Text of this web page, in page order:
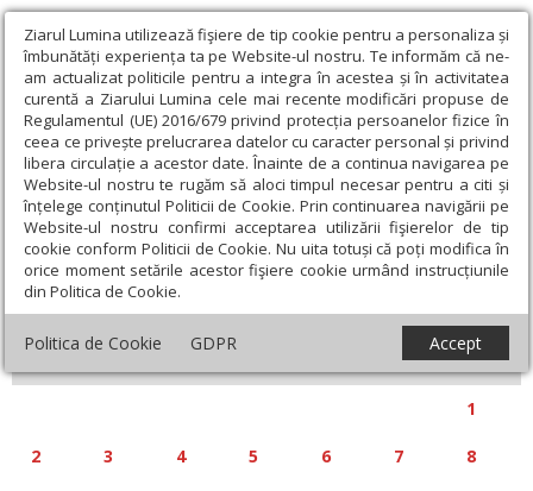
Ziarul Lumina utilizează fişiere de tip cookie pentru a personaliza și
îmbunătăți experiența ta pe Website-ul nostru. Te informăm că ne-
am actualizat politicile pentru a integra în acestea și în activitatea
curentă a Ziarului Lumina cele mai recente modificări propuse de
Regulamentul (UE) 2016/679 privind protecția persoanelor fizice în
ceea ce privește prelucrarea datelor cu caracter personal și privind
libera circulație a acestor date. Înainte de a continua navigarea pe
Website-ul nostru te rugăm să aloci timpul necesar pentru a citi și
înțelege conținutul Politicii de Cookie. Prin continuarea navigării pe
Website-ul nostru confirmi acceptarea utilizării fişierelor de tip
cookie conform Politicii de Cookie. Nu uita totuși că poți modifica în
orice moment setările acestor fişiere cookie urmând instrucțiunile
din Politica de Cookie.
Politica de Cookie GDPR Accept
Calendar articole
« »
FEBRUARIE 2026
S D
1
2 3 4 5 6 7 8